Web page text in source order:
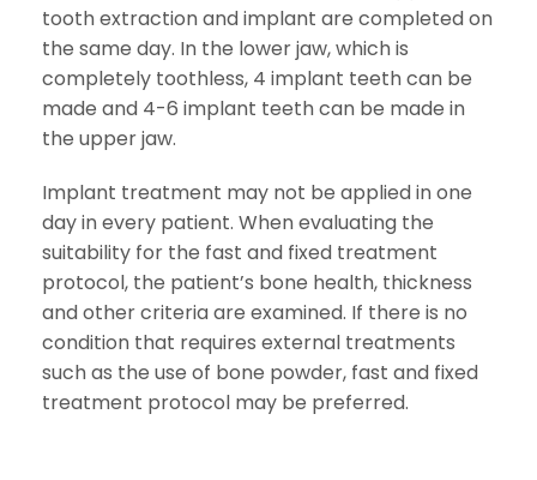
tooth extraction and implant are completed on
the same day. In the lower jaw, which is
completely toothless, 4 implant teeth can be
made and 4-6 implant teeth can be made in
the upper jaw.
Implant treatment may not be applied in one
day in every patient. When evaluating the
suitability for the fast and fixed treatment
protocol, the patient’s bone health, thickness
and other criteria are examined. If there is no
condition that requires external treatments
such as the use of bone powder, fast and fixed
treatment protocol may be preferred.